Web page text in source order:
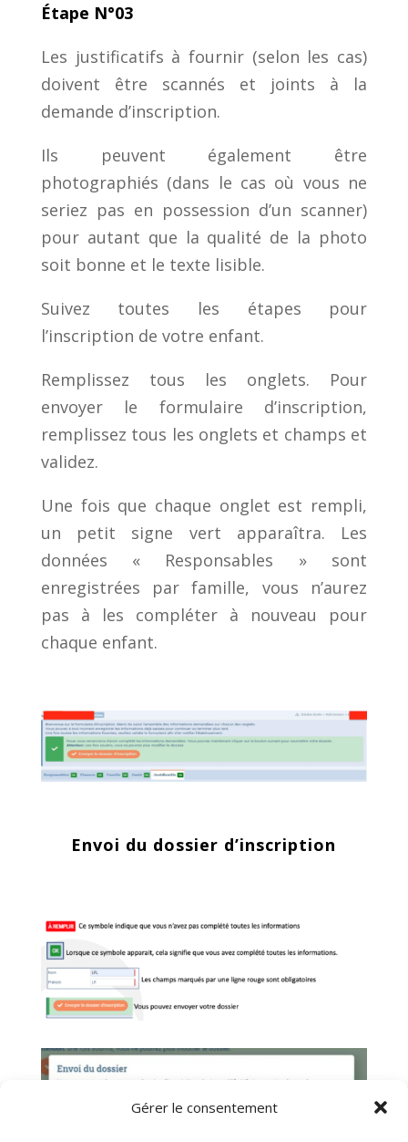
Gérer le consentement
Étape N°03
Les justificatifs à fournir (selon les cas)
doivent être scannés et joints à la
demande d’inscription.
Ils peuvent également être
photographiés (dans le cas où vous ne
seriez pas en possession d’un scanner)
pour autant que la qualité de la photo
soit bonne et le texte lisible.
Suivez toutes les étapes pour
l’inscription de votre enfant.
Remplissez tous les onglets. Pour
envoyer le formulaire d’inscription,
remplissez tous les onglets et champs et
validez.
Une fois que chaque onglet est rempli,
un petit signe vert apparaîtra. Les
données « Responsables » sont
enregistrées par famille, vous n’aurez
pas à les compléter à nouveau pour
chaque enfant.
Envoi du dossier d’inscription